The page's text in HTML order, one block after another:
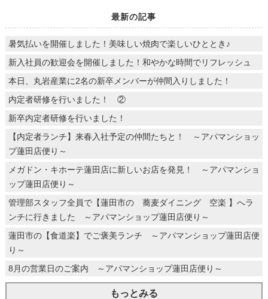
最新の記事
暑気払いを開催しました！美味しい焼肉で楽しいひととき♪
新入社員の歓迎会を開催しました！和やかな時間でリフレッシュ
本日、丸岩産業に2名の新卒メンバーが仲間入りしました！
内定者研修を行いました！ ②
新卒内定者研修を行いました！
【内定者ランチ】来春入社予定の仲間たちと！ ～アパマンショッ
プ蓮田店便り～
メガドン・キホーテ蓮田店に新しいお店を発見！ ～アパマンショ
ップ蓮田店便り～
管理部スタッフ全員で【蓮田市の 蕎麦ダイニング 空楽 】へラ
ンチに行きました ～アパマンショップ蓮田店便り～
蓮田市の【食道楽】でご褒美ランチ ～アパマンショップ蓮田店便
り～
8月の営業日のご案内 ～アパマンショップ蓮田店便り～
もっとみる